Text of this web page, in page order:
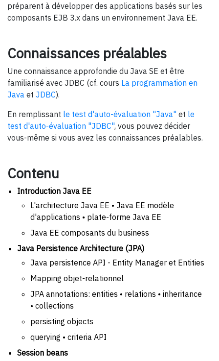
préparent à développer des applications basés sur les
composants EJB 3.x dans un environnement Java EE.
Connaissances préalables
Une connaissance approfondie du Java SE et être
familiarisé avec JDBC (cf. cours La programmation en
Java et JDBC).
En remplissant le test d'auto-évaluation "Java" et le
test d'auto-évaluation "JDBC", vous pouvez décider
vous-même si vous avez les connaissances préalables.
Contenu
Introduction Java EE
L'architecture Java EE • Java EE modèle
d'applications • plate-forme Java EE
Java EE composants du business
Java Persistence Architecture (JPA)
Java persistence API - Entity Manager et Entities
Mapping objet-relationnel
JPA annotations: entities • relations • inheritance
• collections
persisting objects
querying • criteria API
Session beans